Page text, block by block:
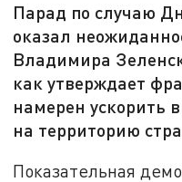
Парад по случаю
оказал
Владимира
как утверждает
намерен ускорить
на территорию
Показательная